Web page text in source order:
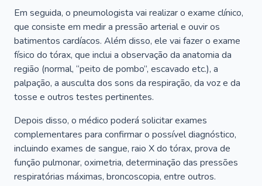
Em seguida, o pneumologista vai realizar o exame clínico,
que consiste em medir a pressão arterial e ouvir os
batimentos cardíacos. Além disso, ele vai fazer o exame
físico do tórax, que inclui a observação da anatomia da
região (normal, “peito de pombo”, escavado etc.), a
palpação, a ausculta dos sons da respiração, da voz e da
tosse e outros testes pertinentes.
Depois disso, o médico poderá solicitar exames
complementares para confirmar o possível diagnóstico,
incluindo exames de sangue, raio X do tórax, prova de
função pulmonar, oximetria, determinação das pressões
respiratórias máximas, broncoscopia, entre outros.